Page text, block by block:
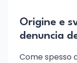
Origine e
denuncia
Come spesso